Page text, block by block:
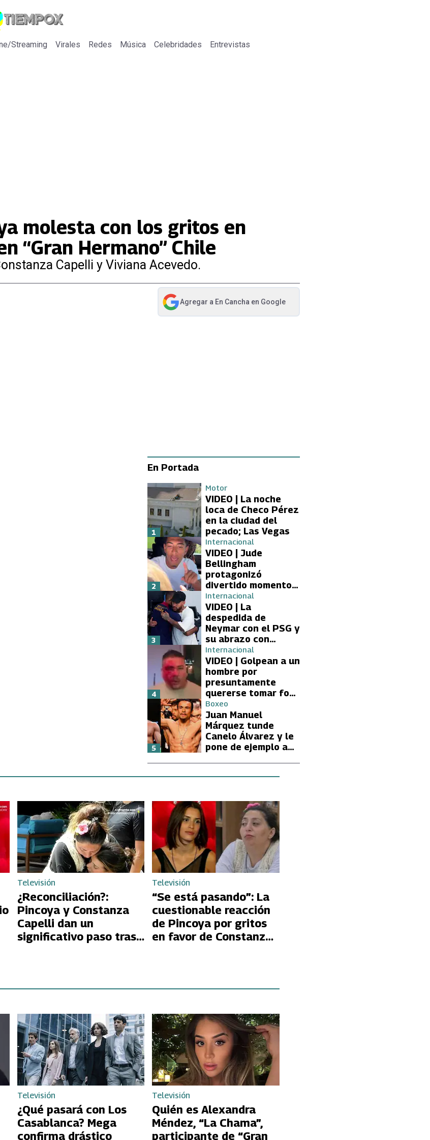
Streaming Virales Redes Música Celebridades Entrevistas
molesta con los gritos en
“Gran Hermano” Chile
Capelli y Viviana Acevedo.
Agregar a En Cancha en Google
abre en nueva pestaña
En Portada
Motor
VIDEO | La noche
loca de Checo Pérez
en la ciudad del
pecado; Las Vegas
1
Internacional
VIDEO | Jude
Bellingham
protagonizó
divertido momento
con aficionada del
Real Madrid
2
Internacional
VIDEO | La
despedida de
Neymar con el PSG y
su abrazo con
Kylian Mbappé
3
Internacional
VIDEO | Golpean a un
hombre por
presuntamente
quererse tomar foto
con Lionel Messi
4
Boxeo
Juan Manuel
Márquez tunde
Canelo Álvarez y le
pone de ejemplo a
5
Televisión
¿Reconciliación?:
Pincoya y Constanza
Capelli dan un
significativo paso tras
Televisión
“Se está pasando”: La
cuestionable reacción
de Pincoya por gritos
en favor de Constanza
Televisión
¿Qué pasará con Los
Casablanca? Mega
confirma drástico
Televisión
Quién es Alexandra
Méndez, “La Chama”,
participante de “Gran